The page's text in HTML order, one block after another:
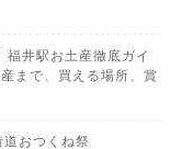
福井駅お土産徹底ガイ
まで、買える場所、賞
おつくね祭